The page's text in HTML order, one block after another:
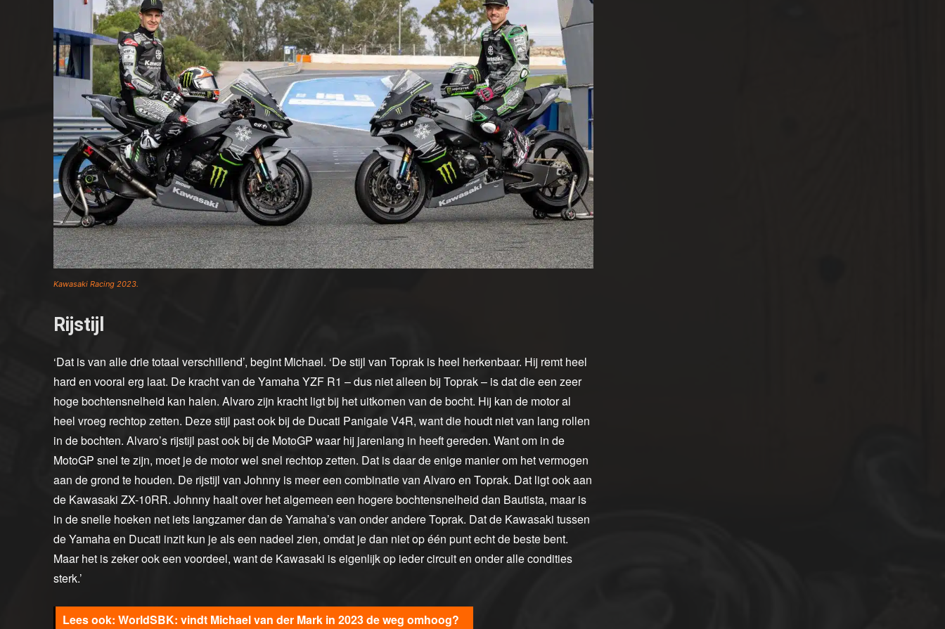
Kawasaki Racing 2023.
Rijstijl
‘Dat is van alle drie totaal verschillend’, begint Michael. ‘De stijl van Toprak is heel herkenbaar. Hij remt heel
hard en vooral erg laat. De kracht van de Yamaha YZF R1 – dus niet alleen bij Toprak – is dat die een zeer
hoge bochtensnelheid kan halen. Alvaro zijn kracht ligt bij het uitkomen van de bocht. Hij kan de motor al
heel vroeg rechtop zetten. Deze stijl past ook bij de Ducati Panigale V4R, want die houdt niet van lang rollen
in de bochten. Alvaro’s rijstijl past ook bij de MotoGP waar hij jarenlang in heeft gereden. Want om in de
MotoGP snel te zijn, moet je de motor wel snel rechtop zetten. Dat is daar de enige manier om het vermogen
aan de grond te houden. De rijstijl van Johnny is meer een combinatie van Alvaro en Toprak. Dat ligt ook aan
de Kawasaki ZX-10RR. Johnny haalt over het algemeen een hogere bochtensnelheid dan Bautista, maar is
in de snelle hoeken net iets langzamer dan de Yamaha’s van onder andere Toprak. Dat de Kawasaki tussen
de Yamaha en Ducati inzit kun je als een nadeel zien, omdat je dan niet op één punt echt de beste bent.
Maar het is zeker ook een voordeel, want de Kawasaki is eigenlijk op ieder circuit en onder alle condities
sterk.’
WorldSBK: vindt Michael van der Mark in 2023 de weg omhoog?